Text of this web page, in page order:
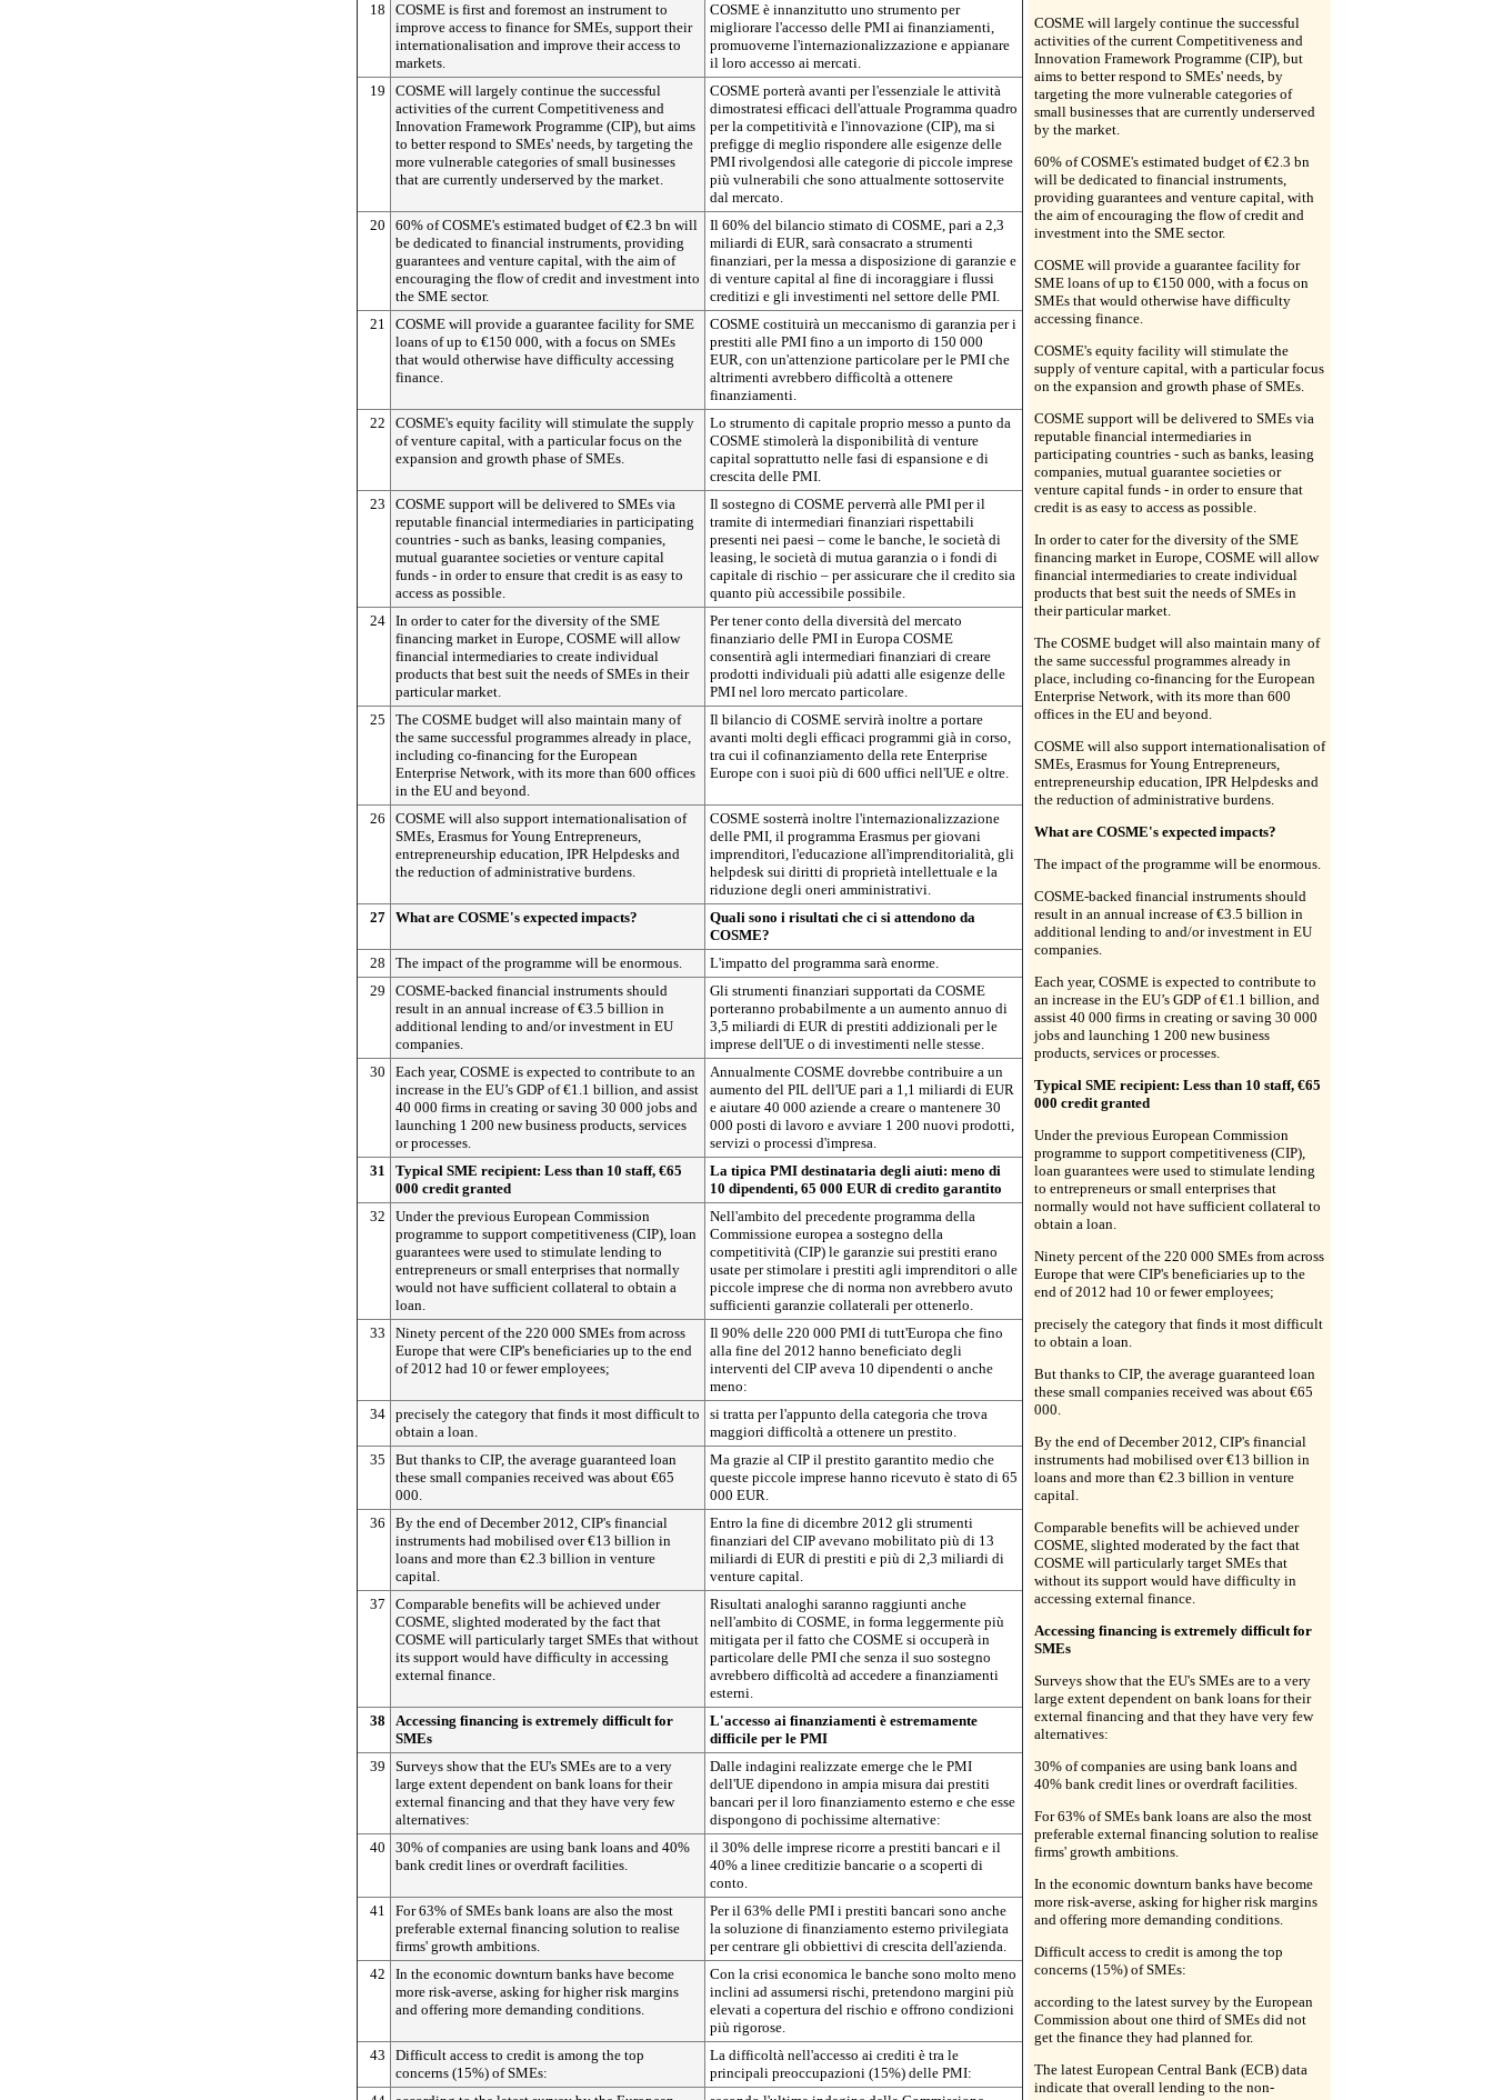
18
COSME is first and foremost an instrument to
improve access to finance for SMEs, support their
internationalisation and improve their access to
markets.
COSME è innanzitutto uno strumento per
migliorare l'accesso delle PMI ai finanziamenti,
promuoverne l'internazionalizzazione e appianare
il loro accesso ai mercati.
19
COSME will largely continue the successful
activities of the current Competitiveness and
Innovation Framework Programme (CIP), but aims
to better respond to SMEs' needs, by targeting the
more vulnerable categories of small businesses
that are currently underserved by the market.
COSME porterà avanti per l'essenziale le attività
dimostratesi efficaci dell'attuale Programma quadro
per la competitività e l'innovazione (CIP), ma si
prefigge di meglio rispondere alle esigenze delle
PMI rivolgendosi alle categorie di piccole imprese
più vulnerabili che sono attualmente sottoservite
dal mercato.
20
60% of COSME's estimated budget of €2.3 bn will
be dedicated to financial instruments, providing
guarantees and venture capital, with the aim of
encouraging the flow of credit and investment into
the SME sector.
Il 60% del bilancio stimato di COSME, pari a 2,3
miliardi di EUR, sarà consacrato a strumenti
finanziari, per la messa a disposizione di garanzie e
di venture capital al fine di incoraggiare i flussi
creditizi e gli investimenti nel settore delle PMI.
21
COSME will provide a guarantee facility for SME
loans of up to €150 000, with a focus on SMEs
that would otherwise have difficulty accessing
finance.
COSME costituirà un meccanismo di garanzia per i
prestiti alle PMI fino a un importo di 150 000
EUR, con un'attenzione particolare per le PMI che
altrimenti avrebbero difficoltà a ottenere
finanziamenti.
22
COSME's equity facility will stimulate the supply
of venture capital, with a particular focus on the
expansion and growth phase of SMEs.
Lo strumento di capitale proprio messo a punto da
COSME stimolerà la disponibilità di venture
capital soprattutto nelle fasi di espansione e di
crescita delle PMI.
23
COSME support will be delivered to SMEs via
reputable financial intermediaries in participating
countries - such as banks, leasing companies,
mutual guarantee societies or venture capital
funds - in order to ensure that credit is as easy to
access as possible.
Il sostegno di COSME perverrà alle PMI per il
tramite di intermediari finanziari rispettabili
presenti nei paesi – come le banche, le società di
leasing, le società di mutua garanzia o i fondi di
capitale di rischio – per assicurare che il credito sia
quanto più accessibile possibile.
24 In order to cater for the diversity of the SME
financing market in Europe, COSME will allow
financial intermediaries to create individual
products that best suit the needs of SMEs in their
particular market.
Per tener conto della diversità del mercato
finanziario delle PMI in Europa COSME
consentirà agli intermediari finanziari di creare
prodotti individuali più adatti alle esigenze delle
PMI nel loro mercato particolare.
25
The COSME budget will also maintain many of
the same successful programmes already in place,
including co-financing for the European
Enterprise Network, with its more than 600 offices
in the EU and beyond.
Il bilancio di COSME servirà inoltre a portare
avanti molti degli efficaci programmi già in corso,
tra cui il cofinanziamento della rete Enterprise
Europe con i suoi più di 600 uffici nell'UE e oltre.
26
COSME will also support internationalisation of
SMEs, Erasmus for Young Entrepreneurs,
entrepreneurship education, IPR Helpdesks and
the reduction of administrative burdens.
COSME sosterrà inoltre l'internazionalizzazione
delle PMI, il programma Erasmus per giovani
imprenditori, l'educazione all'imprenditorialità, gli
helpdesk sui diritti di proprietà intellettuale e la
riduzione degli oneri amministrativi.
27 What are COSME's expected impacts?
Quali sono i risultati che ci si attendono da
COSME?
28
The impact of the programme will be enormous.
L'impatto del programma sarà enorme.
29
COSME-backed financial instruments should
result in an annual increase of €3.5 billion in
additional lending to and/or investment in EU
companies.
Gli strumenti finanziari supportati da COSME
porteranno probabilmente a un aumento annuo di
3,5 miliardi di EUR di prestiti addizionali per le
imprese dell'UE o di investimenti nelle stesse.
30
Each year, COSME is expected to contribute to an
increase in the EU’s GDP of €1.1 billion, and assist
40 000 firms in creating or saving 30 000 jobs and
launching 1 200 new business products, services
or processes.
Annualmente COSME dovrebbe contribuire a un
aumento del PIL dell'UE pari a 1,1 miliardi di EUR
e aiutare 40 000 aziende a creare o mantenere 30
000 posti di lavoro e avviare 1 200 nuovi prodotti,
servizi o processi d'impresa.
31
Typical SME recipient: Less than 10 staff, €65
000 credit granted
La tipica PMI destinataria degli aiuti: meno di
10 dipendenti, 65 000 EUR di credito garantito
32
Under the previous European Commission
programme to support competitiveness (CIP), loan
guarantees were used to stimulate lending to
entrepreneurs or small enterprises that normally
would not have sufficient collateral to obtain a
loan.
Nell'ambito del precedente programma della
Commissione europea a sostegno della
competitività (CIP) le garanzie sui prestiti erano
usate per stimolare i prestiti agli imprenditori o alle
piccole imprese che di norma non avrebbero avuto
sufficienti garanzie collaterali per ottenerlo.
33
Ninety percent of the 220 000 SMEs from across
Europe that were CIP's beneficiaries up to the end
of 2012 had 10 or fewer employees;
Il 90% delle 220 000 PMI di tutt'Europa che fino
alla fine del 2012 hanno beneficiato degli
interventi del CIP aveva 10 dipendenti o anche
meno:
34 precisely the category that finds it most difficult to
obtain a loan.
si tratta per l'appunto della categoria che trova
maggiori difficoltà a ottenere un prestito.
35
But thanks to CIP, the average guaranteed loan
these small companies received was about €65
000.
Ma grazie al CIP il prestito garantito medio che
queste piccole imprese hanno ricevuto è stato di 65
000 EUR.
36
By the end of December 2012, CIP's financial
instruments had mobilised over €13 billion in
loans and more than €2.3 billion in venture
capital.
Entro la fine di dicembre 2012 gli strumenti
finanziari del CIP avevano mobilitato più di 13
miliardi di EUR di prestiti e più di 2,3 miliardi di
venture capital.
37
Comparable benefits will be achieved under
COSME, slighted moderated by the fact that
COSME will particularly target SMEs that without
its support would have difficulty in accessing
external finance.
Risultati analoghi saranno raggiunti anche
nell'ambito di COSME, in forma leggermente più
mitigata per il fatto che COSME si occuperà in
particolare delle PMI che senza il suo sostegno
avrebbero difficoltà ad accedere a finanziamenti
esterni.
38
Accessing financing is extremely difficult for
SMEs
L'accesso ai finanziamenti è estremamente
difficile per le PMI
39
Surveys show that the EU's SMEs are to a very
large extent dependent on bank loans for their
external financing and that they have very few
alternatives:
Dalle indagini realizzate emerge che le PMI
dell'UE dipendono in ampia misura dai prestiti
bancari per il loro finanziamento esterno e che esse
dispongono di pochissime alternative:
40
30% of companies are using bank loans and 40%
bank credit lines or overdraft facilities.
il 30% delle imprese ricorre a prestiti bancari e il
40% a linee creditizie bancarie o a scoperti di
conto.
41
For 63% of SMEs bank loans are also the most
preferable external financing solution to realise
firms' growth ambitions.
Per il 63% delle PMI i prestiti bancari sono anche
la soluzione di finanziamento esterno privilegiata
per centrare gli obbiettivi di crescita dell'azienda.
42
In the economic downturn banks have become
more risk-averse, asking for higher risk margins
and offering more demanding conditions.
Con la crisi economica le banche sono molto meno
inclini ad assumersi rischi, pretendono margini più
elevati a copertura del rischio e offrono condizioni
più rigorose.
43
Difficult access to credit is among the top
concerns (15%) of SMEs:
La difficoltà nell'accesso ai crediti è tra le
principali preoccupazioni (15%) delle PMI:
COSME will largely continue the successful
activities of the current Competitiveness and
Innovation Framework Programme (CIP), but
aims to better respond to SMEs' needs, by
targeting the more vulnerable categories of
small businesses that are currently underserved
by the market.
60% of COSME's estimated budget of €2.3 bn
will be dedicated to financial instruments,
providing guarantees and venture capital, with
the aim of encouraging the flow of credit and
investment into the SME sector.
COSME will provide a guarantee facility for
SME loans of up to €150 000, with a focus on
SMEs that would otherwise have difficulty
accessing finance.
COSME's equity facility will stimulate the
supply of venture capital, with a particular focus
on the expansion and growth phase of SMEs.
COSME support will be delivered to SMEs via
reputable financial intermediaries in
participating countries - such as banks, leasing
companies, mutual guarantee societies or
venture capital funds - in order to ensure that
credit is as easy to access as possible.
In order to cater for the diversity of the SME
financing market in Europe, COSME will allow
financial intermediaries to create individual
products that best suit the needs of SMEs in
their particular market.
The COSME budget will also maintain many of
the same successful programmes already in
place, including co-financing for the European
Enterprise Network, with its more than 600
offices in the EU and beyond.
COSME will also support internationalisation of
SMEs, Erasmus for Young Entrepreneurs,
entrepreneurship education, IPR Helpdesks and
the reduction of administrative burdens.
What are COSME's expected impacts?
The impact of the programme will be enormous.
COSME-backed financial instruments should
result in an annual increase of €3.5 billion in
additional lending to and/or investment in EU
companies.
Each year, COSME is expected to contribute to
an increase in the EU’s GDP of €1.1 billion, and
assist 40 000 firms in creating or saving 30 000
jobs and launching 1 200 new business
products, services or processes.
Typical SME recipient: Less than 10 staff, €65
000 credit granted
Under the previous European Commission
programme to support competitiveness (CIP),
loan guarantees were used to stimulate lending
to entrepreneurs or small enterprises that
normally would not have sufficient collateral to
obtain a loan.
Ninety percent of the 220 000 SMEs from across
Europe that were CIP's beneficiaries up to the
end of 2012 had 10 or fewer employees;
precisely the category that finds it most difficult
to obtain a loan.
But thanks to CIP, the average guaranteed loan
these small companies received was about €65
000.
By the end of December 2012, CIP's financial
instruments had mobilised over €13 billion in
loans and more than €2.3 billion in venture
capital.
Comparable benefits will be achieved under
COSME, slighted moderated by the fact that
COSME will particularly target SMEs that
without its support would have difficulty in
accessing external finance.
Accessing financing is extremely difficult for
SMEs
Surveys show that the EU's SMEs are to a very
large extent dependent on bank loans for their
external financing and that they have very few
alternatives:
30% of companies are using bank loans and
40% bank credit lines or overdraft facilities.
For 63% of SMEs bank loans are also the most
preferable external financing solution to realise
firms' growth ambitions.
In the economic downturn banks have become
more risk-averse, asking for higher risk margins
and offering more demanding conditions.
Difficult access to credit is among the top
concerns (15%) of SMEs:
according to the latest survey by the European
Commission about one third of SMEs did not
get the finance they had planned for.
The latest European Central Bank (ECB) data
indicate that overall lending to the non-